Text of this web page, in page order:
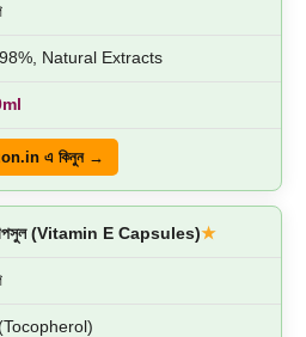
Natural Extracts
এ কিনুন →
(Vitamin E Capsules)★